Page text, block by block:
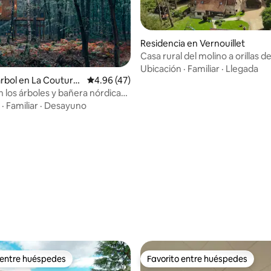
5.0 de 5; 29 evaluaciones
en La Couture-
Calificación promedio: 4.96 de 5; 47
4.96 (47)
los árboles y bañera nórdica
· Familiar · Desayuno
Residencia en Vernouillet
Casa rural del molino a orillas
Ubicación · Familiar · Llegada
huéspedes
huéspedes Favorito entre huéspedes
Favorito entre huéspedes